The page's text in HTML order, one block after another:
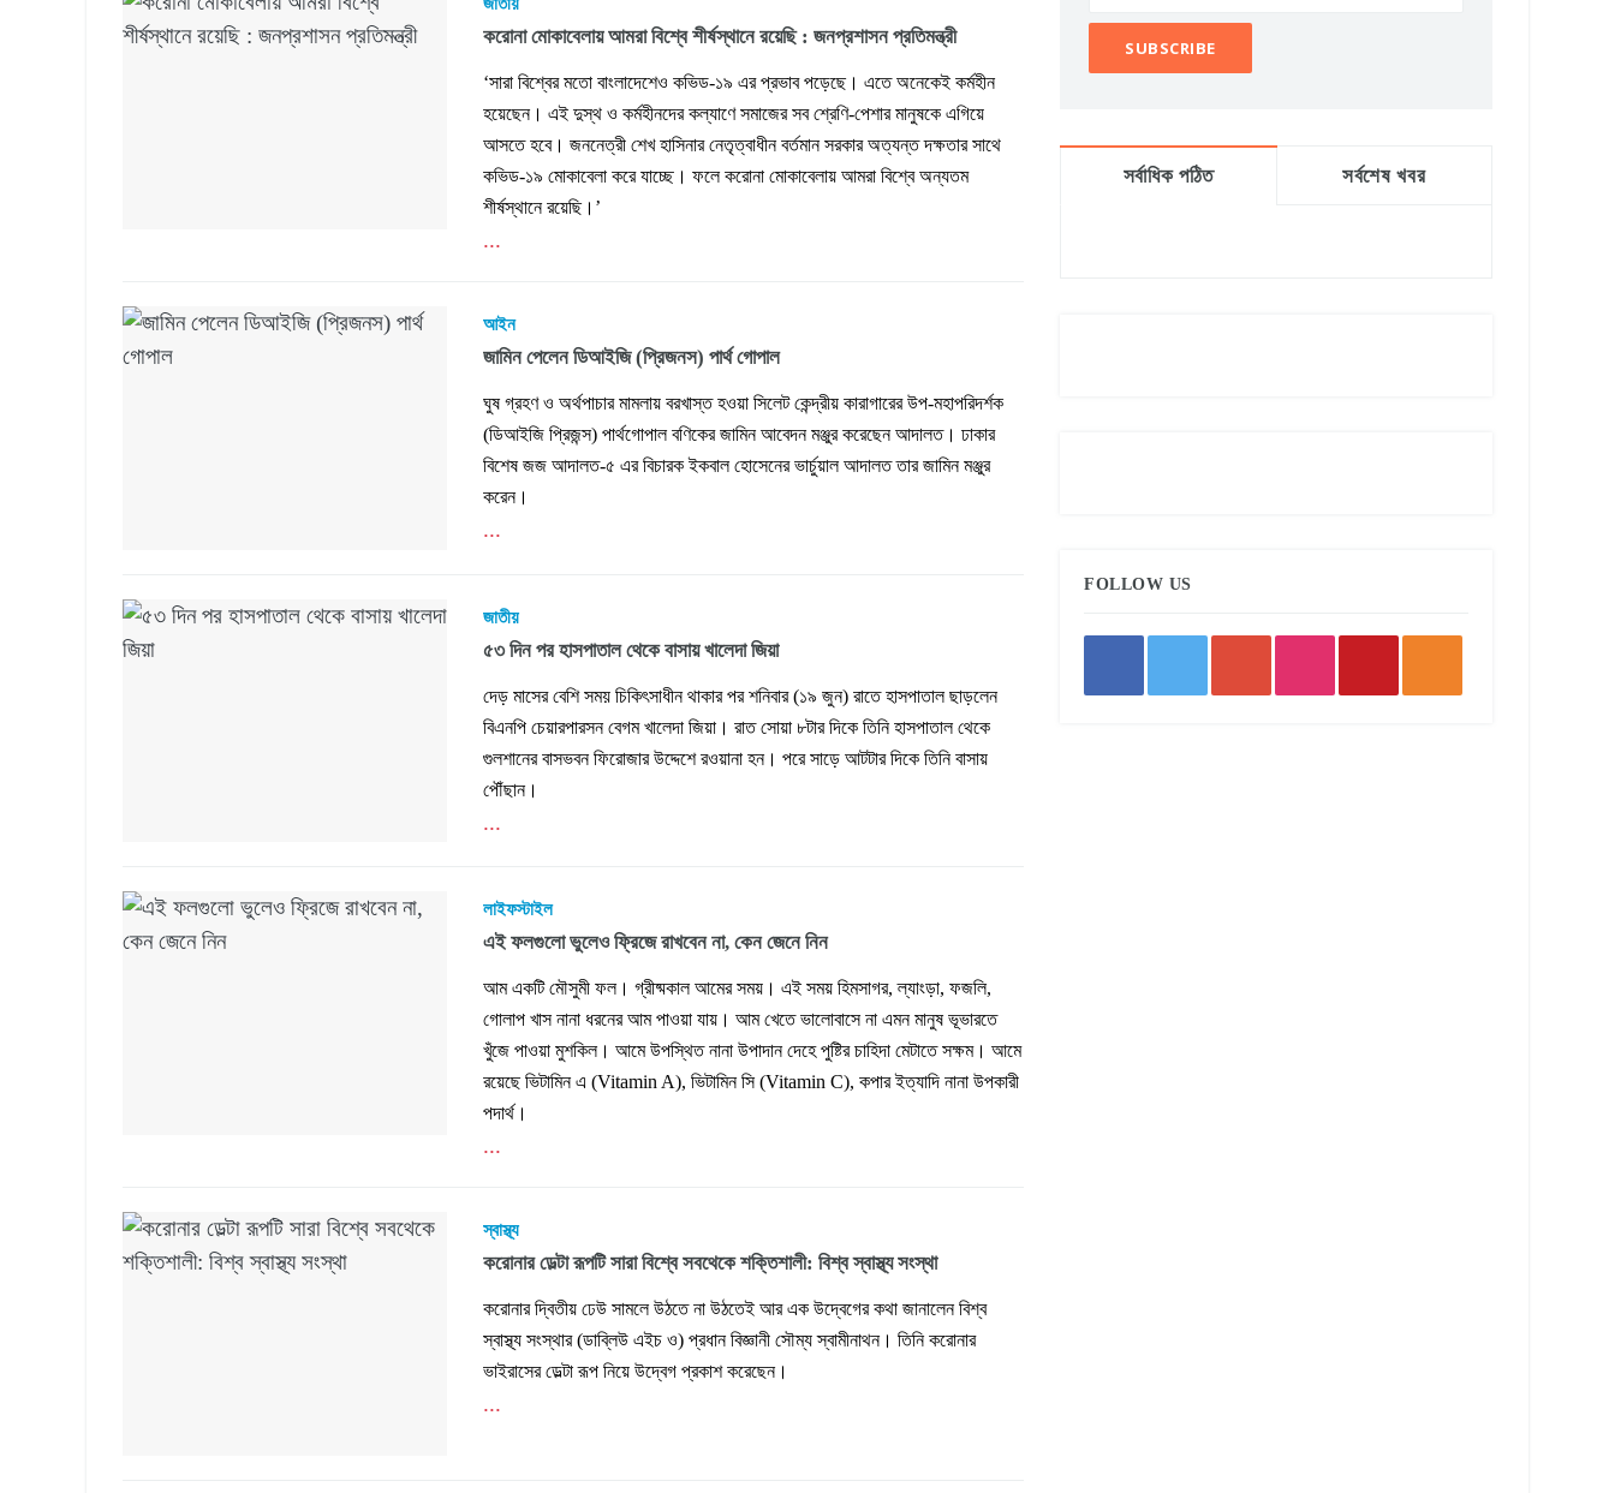
করোনা মোকাবেলায় আমরা বিশ্বে শীর্ষস্থানে রয়েছি : জনপ্রশাসন প্রতিমন্ত্রী
‘সারা বিশ্বের মতো বাংলাদেশেও কভিড-১৯ এর প্রভাব পড়েছে। এতে অনেকেই কর্মহীন
হয়েছেন। এই দুস্থ ও কর্মহীনদের কল্যাণে সমাজের সব শ্রেণি-পেশার মানুষকে এগিয়ে
আসতে হবে। জননেত্রী শেখ হাসিনার নেতৃত্বাধীন বর্তমান সরকার অত্যন্ত দক্ষতার সাথে
কভিড-১৯ মোকাবেলা করে যাচ্ছে। ফলে করোনা মোকাবেলায় আমরা বিশ্বে অন্যতম
শীর্ষস্থানে রয়েছি।’
...
আইন
জামিন পেলেন ডিআইজি (প্রিজনস) পার্থ গোপাল
ঘুষ গ্রহণ ও অর্থপাচার মামলায় বরখাস্ত হওয়া সিলেট কেন্দ্রীয় কারাগারের উপ-মহাপরিদর্শক
(ডিআইজি প্রিজন্স) পার্থগোপাল বণিকের জামিন আবেদন মঞ্জুর করেছেন আদালত। ঢাকার
বিশেষ জজ আদালত-৫ এর বিচারক ইকবাল হোসেনের ভার্চুয়াল আদালত তার জামিন মঞ্জুর
করেন।
...
জাতীয়
৫৩ দিন পর হাসপাতাল থেকে বাসায় খালেদা জিয়া
দেড় মাসের বেশি সময় চিকিৎসাধীন থাকার পর শনিবার (১৯ জুন) রাতে হাসপাতাল ছাড়লেন
বিএনপি চেয়ারপারসন বেগম খালেদা জিয়া। রাত সোয়া ৮টার দিকে তিনি হাসপাতাল থেকে
গুলশানের বাসভবন ফিরোজার উদ্দেশে রওয়ানা হন। পরে সাড়ে আটটার দিকে তিনি বাসায়
পৌঁছান।
...
লাইফস্টাইল
এই ফলগুলো ভুলেও ফ্রিজে রাখবেন না, কেন জেনে নিন
আম একটি মৌসুমী ফল। গ্রীষ্মকাল আমের সময়। এই সময় হিমসাগর, ল্যাংড়া, ফজলি,
গোলাপ খাস নানা ধরনের আম পাওয়া যায়। আম খেতে ভালোবাসে না এমন মানুষ ভূভারতে
খুঁজে পাওয়া মুশকিল। আমে উপস্থিত নানা উপাদান দেহে পুষ্টির চাহিদা মেটাতে সক্ষম। আমে
রয়েছে ভিটামিন এ (Vitamin A), ভিটামিন সি (Vitamin C), কপার ইত্যাদি নানা উপকারী
পদার্থ।
...
স্বাস্থ্য
করোনার ডেল্টা রূপটি সারা বিশ্বে সবথেকে শক্তিশালী: বিশ্ব স্বাস্থ্য সংস্থা
করোনার দ্বিতীয় ঢেউ সামলে উঠতে না উঠতেই আর এক উদ্বেগের কথা জানালেন বিশ্ব
স্বাস্থ্য সংস্থার (ডাব্লিউ এইচ ও) প্রধান বিজ্ঞানী সৌম্য স্বামীনাথন। তিনি করোনার
ভাইরাসের ডেল্টা রূপ নিয়ে উদ্বেগ প্রকাশ করেছেন।
...
সর্বাধিক পঠিত সর্বশেষ খবর
FOLLOW US